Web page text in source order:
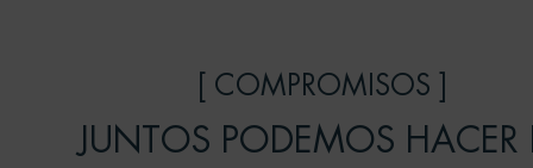
[ COMPROMISOS ]
JUNTOS PODEMOS HACER